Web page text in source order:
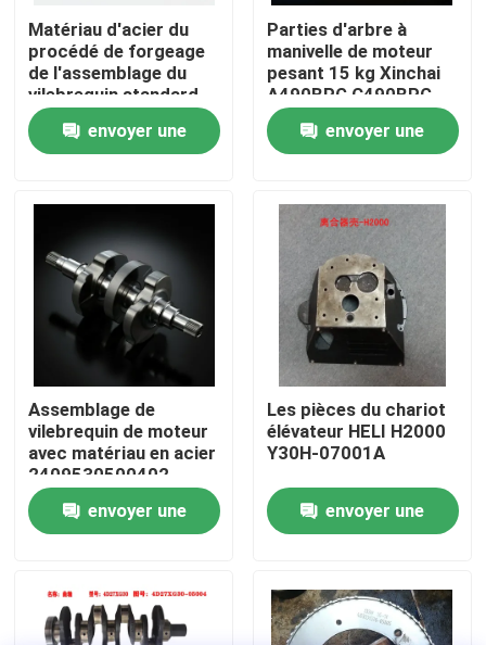
Produits
Vidéos
Visite de l'usine
Contrôle de la qualité
Nous contacter
Demandez un devis
Montage du bloc moteur et accessoire
Matériau d'acier du
procédé de forgeage
de l'assemblage du
vilebrequin standard
envoyer une
Parties d'arbre à
manivelle de moteur
pesant 15 kg Xinchai
A490BPG C490BPG
Parties de moteurs
diesel envoyer une
Assemblage de
vilebrequin de moteur
avec matériau en acier
2409530500402
envoyer une
Les pièces du chariot
élévateur HELI H2000
Y30H-07001A
envoyer une